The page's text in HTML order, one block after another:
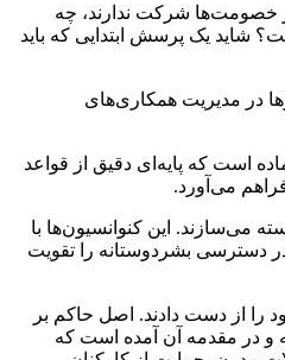
خصومت‌ها شرکت ندارند، چه
شاید یک پرسش ابتدایی که باید
در مدیریت همکاری‌های
غزه، پرسش «حقوق کجاست؟» دیگر پاسخ ساده‌ای ندارد. به ‌عنوان مثال، حقوق جنگ را در نظر بگیریم. کنوانسیون‌های ژنو ۱۹۴۹ بیش از ۳۰۰ صفحه و شامل ۵۰۰ ماده است که پایه‌ای دقیق از قواعد
می‌آورد.
می‌سازند. این کنوانسیون‌ها با
دسترسی بشردوستانه را تقویت
نیز وجود داشتند؛ به‌ ویژه پس از تجربه جهانی جنگ جهانی دوم که بیش از ۵۰ میلیون نفر جان خود را از دست دادند. اصل حاکم بر
و در مقدمه آن آمده است که